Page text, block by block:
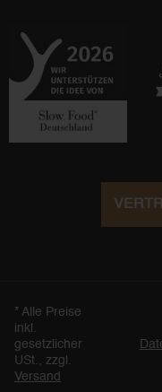
* Alle Preise
inkl.
gesetzlicher
USt., zzgl.
Versand